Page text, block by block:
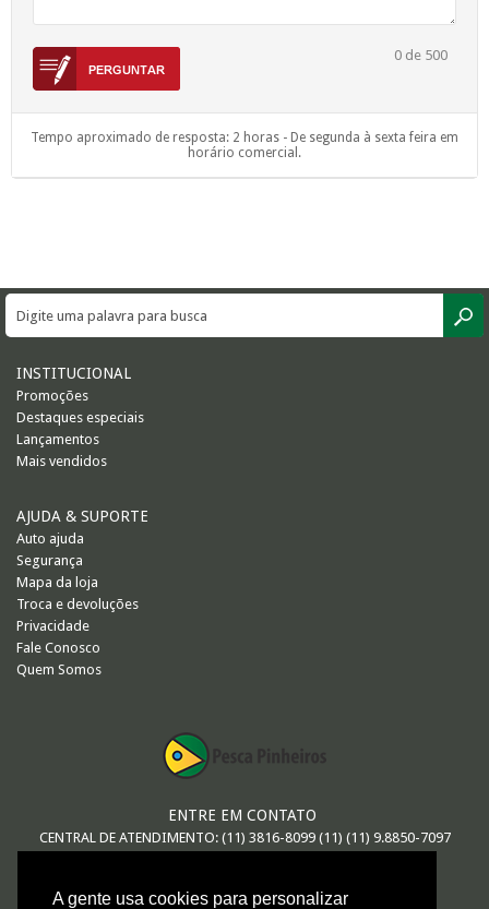
A gente usa cookies para personalizar
0 de 500
Tempo aproximado de resposta: 2 horas - De segunda à sexta feira em
horário comercial.
INSTITUCIONAL
Promoções
Destaques especiais
Lançamentos
Mais vendidos
AJUDA & SUPORTE
Auto ajuda
Segurança
Mapa da loja
Troca e devoluções
Privacidade
Fale Conosco
Quem Somos
ENTRE EM CONTATO
CENTRAL DE ATENDIMENTO: (11) 3816-8099 (11) (11) 9.8850-7097